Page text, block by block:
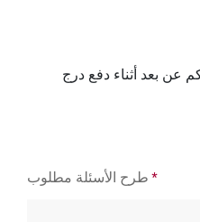
عن بعد أثناء دفع درج
* طرح الأسئلة مطلوب